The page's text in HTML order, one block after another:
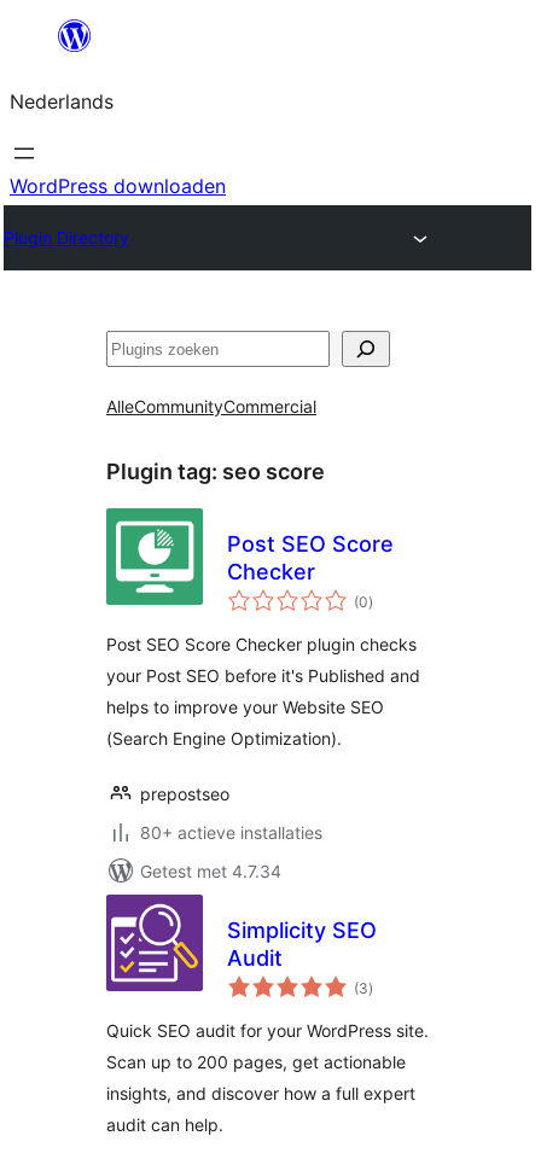
de
inhoud
Nederlands
WordPress downloaden
Plugin Directory
Zoeken
AlleCommunityCommercial
Plugin tag: seo score
Post SEO Score
Checker
(0totaal
waarderingen
)
Post SEO Score Checker plugin checks
your Post SEO before it's Published and
helps to improve your Website SEO
(Search Engine Optimization).
prepostseo
80+ actieve installaties
Getest met 4.7.34
Simplicity SEO
Audit
(3totaal
waarderingen
)
Quick SEO audit for your WordPress site.
Scan up to 200 pages, get actionable
insights, and discover how a full expert
audit can help.